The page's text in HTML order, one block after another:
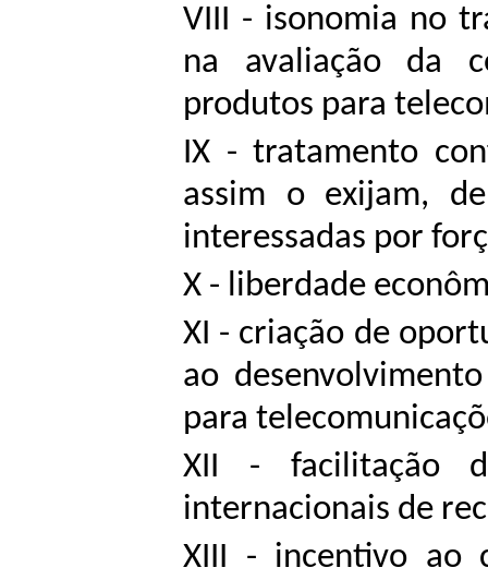
VIII - isonomia no
na avaliação da
produtos para
IX - tratamento
assim o exijam,
interessadas por
X - liberdade
XI - criação de
ao
para
XII - facilitação
internacionais de
XIII - incentivo ao